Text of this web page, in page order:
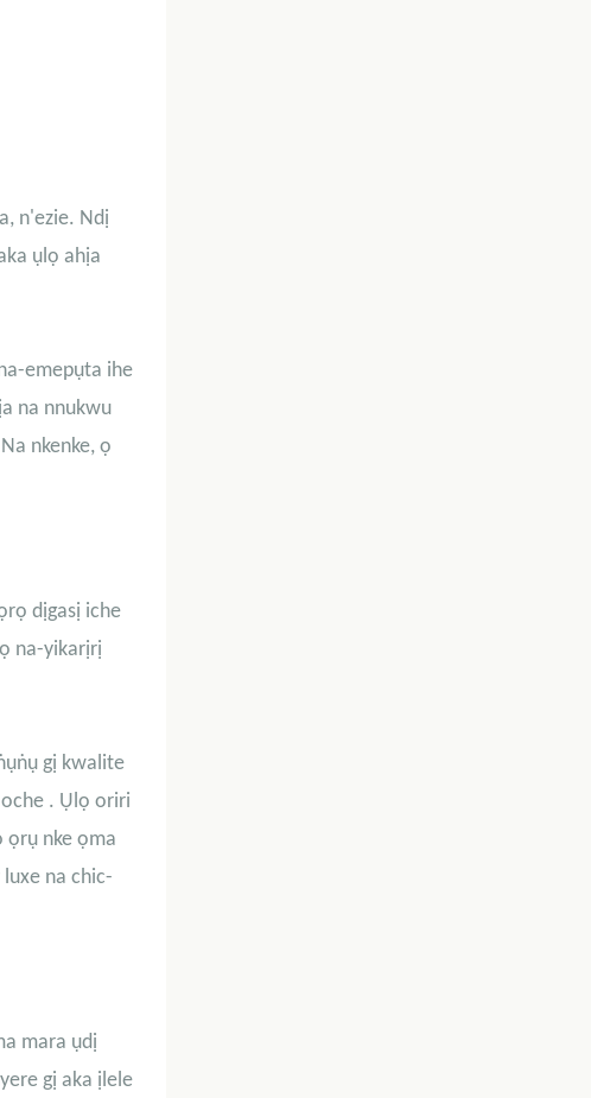
n'ezie. Ndị
ụlọ ahịa
emepụta ihe
na nnukwu
nkenke, ọ
dịgasị iche
na-yikarịrị
gị kwalite
oche . Ụlọ oriri
ọrụ nke ọma
na chic-
mara ụdị
gị aka ịlele